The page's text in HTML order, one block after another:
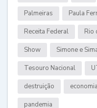
Palmeiras Paula
Receita Federal Rio
Show Simone e
Tesouro Nacional
destruição economia
pandemia